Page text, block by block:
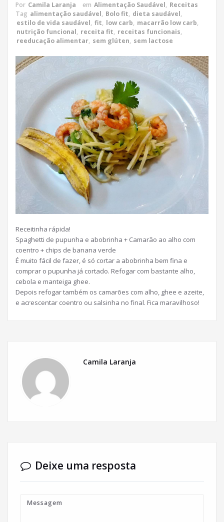
Por Camila Laranja em Alimentação Saudável, Receitas
Tag alimentação saudável, Bolo fit, dieta saudável,
estilo de vida saudável, fit, low carb, macarrão low carb,
nutrição funcional, receita fit, receitas funcionais,
reeducação alimentar, sem glúten, sem lactose
Receitinha rápida!
Spaghetti de pupunha e abobrinha + Camarão ao alho com
coentro + chips de banana verde
É muito fácil de fazer, é só cortar a abobrinha bem fina e
comprar o pupunha já cortado. Refogar com bastante alho,
cebola e manteiga ghee.
Depois refogar também os camarões com alho, ghee e azeite,
e acrescentar coentro ou salsinha no final. Fica maravilhoso!
Camila Laranja
Deixe uma resposta